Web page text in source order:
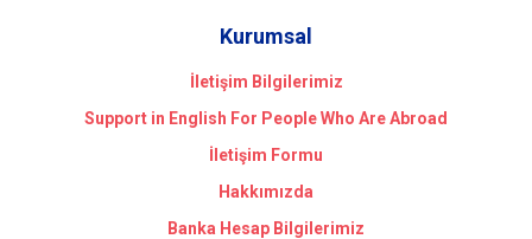
Kurumsal
İletişim Bilgilerimiz
Support in English For People Who Are Abroad
İletişim Formu
Hakkımızda
Banka Hesap Bilgilerimiz